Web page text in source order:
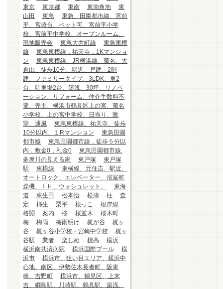
東京
東京都 東南 東南角地
東
山田
東急
東急、田園都市線、宮前
平、宮崎台、ペット可、宮前平小学
校、宮前平中学校、オープンルーム、
現地販売会
東急大井町線
東急東横
線
東急東横線，祐天寺，1Kマンショ
ン
東急東横線、JR横浜線、菊名、大
倉山、徒歩10分、駅近、戸建、2階
建、ファミリータイプ、3LDK、車2
台、駐車場2台、築浅、30坪、リノベ
ーション、リフォーム、仲介手数料不
要、売主、横浜市鶴見区上の宮、菊名
小学校、上の宮中学校、日当り、眺
望、通風
東急東横線、祐天寺、徒歩
10分以内、１Rマンション
東急田園
都市線
東急田園都市線，徒歩５分以
内，敷金0，礼金0
東急田園都市線.
多摩川の見える家
東戸塚
東戸塚
駅
東横線
東横線、元住吉、駅近、
オートロック、エレベーター、浴室乾
燥機、ＩＨ、ウォシュレット、
東海
道
東生田 松本悟 松濤 柱
査
定
柿生 栗平 根っこ
根岸線
格闘
案内 桜 桜並木
桜木町
梅
梅雨 梅雨明け 梶が谷
梶ヶ
谷
梶ヶ谷小学校・宮崎中学校
梶ヶ
谷駅
業者 楽しめ 標高
横浜
横浜南共済病院
横浜国際プール
横
浜市
横浜市、狙い目エリア、横浜中
心地、南区、伊勢佐木長者町、阪東
橋、吉野町
横浜市、鶴見区、上末
吉、綱島駅、川崎駅、鶴見駅、築浅、